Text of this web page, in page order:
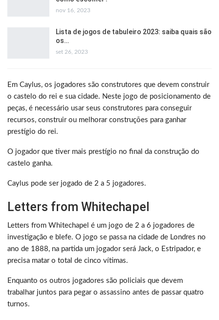
nov 16, 2023
Lista de jogos de tabuleiro 2023: saiba quais são
os…
set 26, 2023
Em Caylus, os jogadores são construtores que devem construir
o castelo do rei e sua cidade. Neste jogo de posicionamento de
peças, é necessário usar seus construtores para conseguir
recursos, construir ou melhorar construções para ganhar
prestígio do rei.
O jogador que tiver mais prestígio no final da construção do
castelo ganha.
Caylus pode ser jogado de 2 a 5 jogadores.
Letters from Whitechapel
Letters from Whitechapel é um jogo de 2 a 6 jogadores de
investigação e blefe. O jogo se passa na cidade de Londres no
ano de 1888, na partida um jogador será Jack, o Estripador, e
precisa matar o total de cinco vítimas.
Enquanto os outros jogadores são policiais que devem
trabalhar juntos para pegar o assassino antes de passar quatro
turnos.